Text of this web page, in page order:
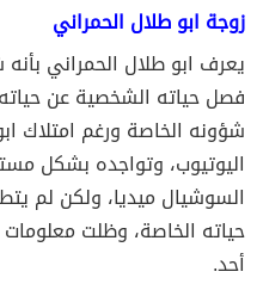
زوجة ابو طلال الحمراني
يعرف ابو طلال الحمراني
فصل حياته الشخصية عن
شؤونه الخاصة ورغم امتلاك
اليوتيوب، وتواجده بشكل
السوشيال ميديا، ولكن لم
حياته الخاصة، وظلت
أحد.